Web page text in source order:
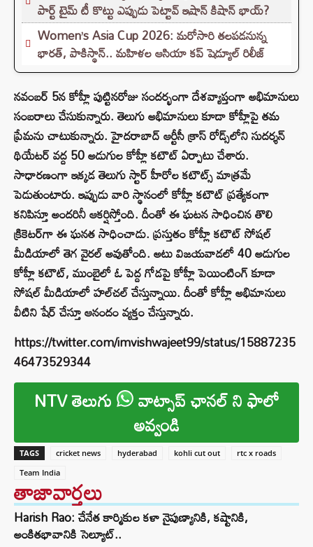
పార్ట్ టైమ్ టీ కొట్టు ఎప్పుడు పెట్టావ్ ఇషాన్ కిషాన్ భాయ్‌?
Women’s Asia Cup 2026: మరోసారి తలపడనున్న
భారత్, పాకిస్థాన్.. మహిళల ఆసియా కప్ షెడ్యూల్ రిలీజ్
నవంబర్ 5న కోహ్లీ పుట్టినరోజు సందర్భంగా దేశవ్యాప్తంగా అభిమానులు
సంబరాలు చేసుకున్నారు. తెలుగు అభిమానులు కూడా కోహ్లీపై తమ
ప్రేమను చాటుకున్నారు. హైదరాబాద్ ఆర్టీసీ క్రాస్ రోడ్స్‌లోని సుదర్శన్
థియేటర్ వద్ద 50 అడుగుల కోహ్లీ కటౌట్ ఏర్పాటు చేశారు.
సాధారణంగా ఇక్కడ తెలుగు స్టార్ హీరోల కటౌట్స్ మాత్రమే
పెడుతుంటారు. ఇప్పుడు వారి స్థానంలో కోహ్లీ కటౌట్ ప్రత్యేకంగా
కనిపిస్తూ అందరినీ ఆకర్షిస్తోంది. దీంతో ఈ ఘటన సాధించిన తొలి
క్రికెటర్‌గా ఈ ఘనత సాధించాడు. ప్రస్తుతం కోహ్లీ కటౌట్ సోషల్
మీడియాలో తెగ వైరల్ అవుతోంది. అటు విజయవాడలో 40 అడుగుల
కోహ్లీ కటౌట్, ముంబైలో ఓ పెద్ద గోడపై కోహ్లీ పెయింటింగ్ కూడా
సోషల్ మీడియాలో హల్‌చల్ చేస్తున్నాయి. దీంతో కోహ్లీ అభిమానులు
వీటిని షేర్ చేస్తూ ఆనందం వ్యక్తం చేస్తున్నారు.
https://twitter.com/imvishwajeet99/status/15887235
46473529344
NTV తెలుగు వాట్సాప్ ఛానల్ ని ఫాలో
అవ్వండి
TAGS cricket news hyderabad kohli cut out
rtc x roads
Team India
తాజావార్తలు
Harish Rao: చేనేత కార్మికుల కళా నైపుణ్యానికి, కష్టానికి,
అంకితభావానికి సెల్యూట్..